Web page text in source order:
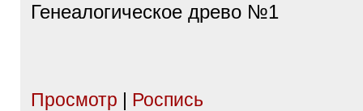
Генеалогическое древо №1
Просмотр | Роспись